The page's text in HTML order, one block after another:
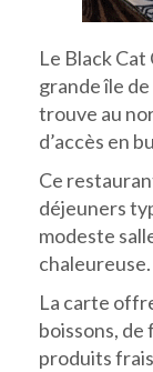
Le Black
grande île
trouve au
d’accès en
Ce
déjeuners
modeste
chaleureuse.
La carte
boissons, de
produits